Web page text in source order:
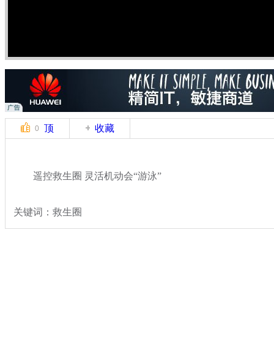
0 顶 收藏
遥控救生圈 灵活机动会“游泳”
关键词：救生圈